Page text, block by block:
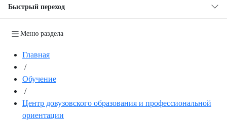
Быстрый переход
Меню раздела
Главная
/
Обучение
/
Центр довузовского образования и профессиональной
ориентации